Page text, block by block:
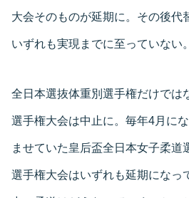
大会そのものが延期に。その後代
いずれも実現までに至っていない。
全日本選抜体重別選手権だけでは
選手権大会は中止に。毎年4月に
ませていた皇后盃全日本女子柔道
選手権大会はいずれも延期になっ